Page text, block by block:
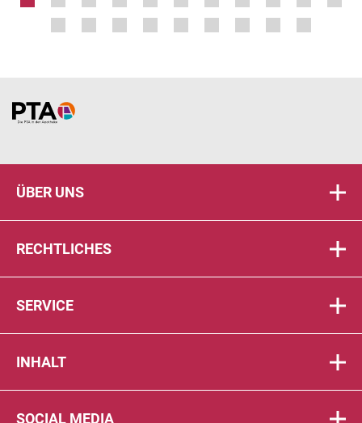
Home
ÜBER UNS
RECHTLICHES
SERVICE
INHALT
SOCIAL MEDIA